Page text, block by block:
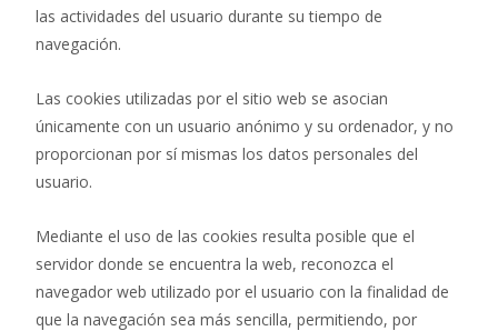
las actividades del usuario durante su tiempo de
navegación.
Las cookies utilizadas por el sitio web se asocian
únicamente con un usuario anónimo y su ordenador, y no
proporcionan por sí mismas los datos personales del
usuario.
Mediante el uso de las cookies resulta posible que el
servidor donde se encuentra la web, reconozca el
navegador web utilizado por el usuario con la finalidad de
que la navegación sea más sencilla, permitiendo, por